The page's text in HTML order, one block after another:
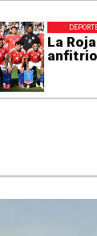
La